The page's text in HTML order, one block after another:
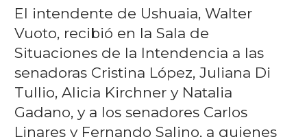
El intendente de Ushuaia, Walter
Vuoto, recibió en la Sala de
Situaciones de la Intendencia a las
senadoras Cristina López, Juliana Di
Tullio, Alicia Kirchner y Natalia
Gadano, y a los senadores Carlos
Linares y Fernando Salino, a quienes